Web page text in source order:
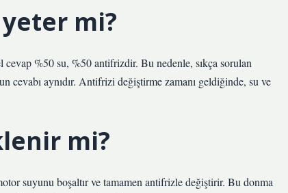
mi?
%50 su, %50 antifrizdir. Bu nedenle, sıkça sorulan
aynıdır. Antifrizi değiştirme zamanı geldiğinde, su ve
mi?
suyunu boşaltır ve tamamen antifrizle değiştirir. Bu donma